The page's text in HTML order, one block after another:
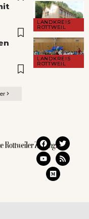
LANDKREIS
ROTTWEIL
LANDKREIS
ROTTWEIL